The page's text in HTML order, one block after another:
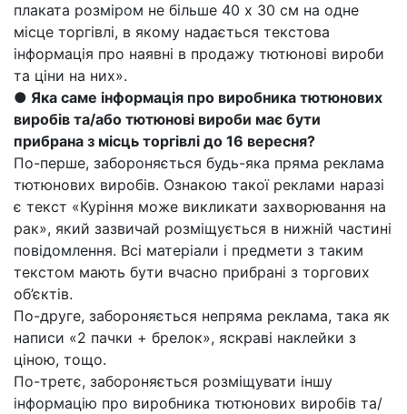
плаката розміром не більше 40 х 30 см на одне
місце торгівлі, в якому надається текстова
інформація про наявні в продажу тютюнові вироби
та ціни на них».
● Яка саме інформація про виробника тютюнових
виробів та/або тютюнові вироби має бути
прибрана з місць торгівлі до 16 вересня?
По-перше, забороняється будь-яка пряма реклама
тютюнових виробів. Ознакою такої реклами наразі
є текст «Куріння може викликати захворювання на
рак», який зазвичай розміщується в нижній частині
повідомлення. Всі матеріали і предмети з таким
текстом мають бути вчасно прибрані з торгових
об’єктів.
По-друге, забороняється непряма реклама, така як
написи «2 пачки + брелок», яскраві наклейки з
ціною, тощо.
По-третє, забороняється розміщувати іншу
інформацію про виробника тютюнових виробів та/